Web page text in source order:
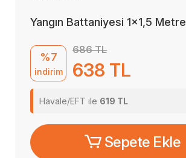
Yangın Battaniyesi 1x1,5 Metre
%7
indirim
686 TL
638 TL
Havale/EFT ile 619 TL
Sepete Ekle